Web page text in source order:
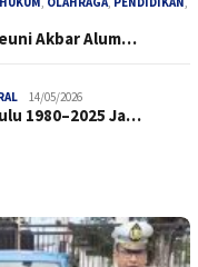
Akbar Alum…
14/05/2026
1980–2025 Ja…